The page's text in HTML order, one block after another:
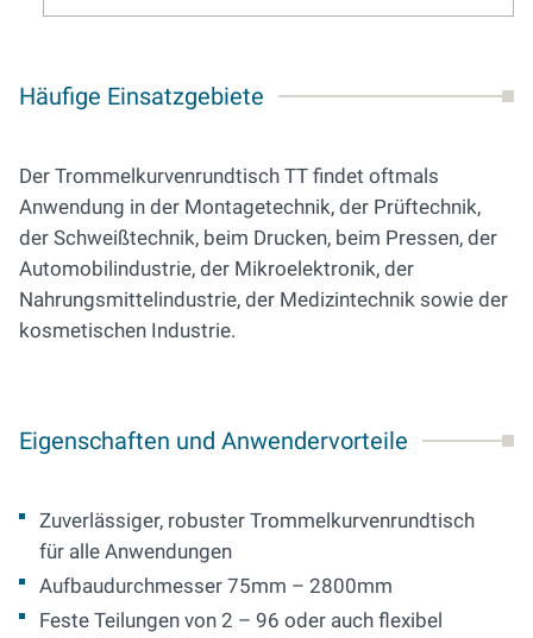
Häufige Einsatzgebiete
Der Trommelkurvenrundtisch TT findet oftmals
Anwendung in der Montagetechnik, der Prüftechnik,
der Schweißtechnik, beim Drucken, beim Pressen, der
Automobilindustrie, der Mikroelektronik, der
Nahrungsmittelindustrie, der Medizintechnik sowie der
kosmetischen Industrie.
Eigenschaften und Anwendervorteile
Zuverlässiger, robuster Trommelkurvenrundtisch
für alle Anwendungen
Aufbaudurchmesser 75mm – 2800mm
Feste Teilungen von 2 – 96 oder auch flexibel